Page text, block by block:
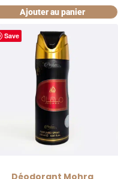
Ajouter au panier
Save
Déodorant Mohra